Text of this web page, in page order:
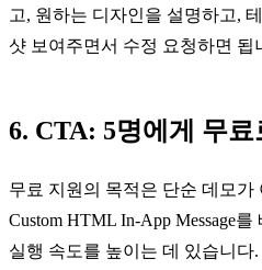
고, 원하는 디자인을 설명하고,
샷 보여주면서 수정 요청하면 됩
6. CTA: 5명에게 무
무료 지원의 목적은 단순 데모가
Custom HTML In-App Message
실행 속도를 높이는 데 있습니다.